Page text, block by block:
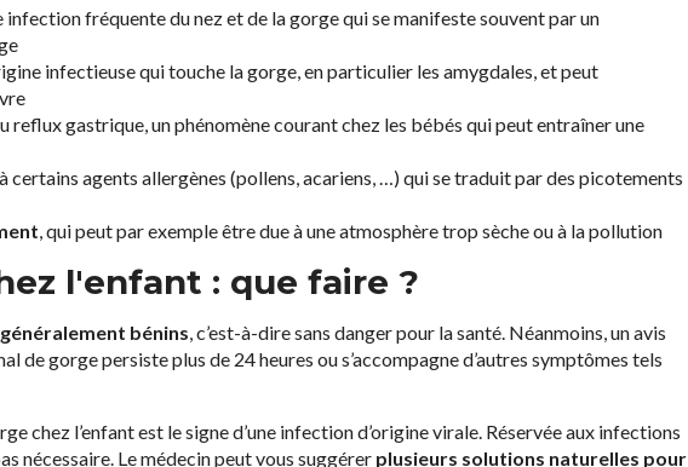
infection fréquente du nez et de la gorge qui se manifeste souvent par un
infectieuse qui touche la gorge, en particulier les amygdales, et peut
reflux gastrique, un phénomène courant chez les bébés qui peut entraîner une
certains agents allergènes (pollens, acariens, …) qui se traduit par des picotements
, qui peut par exemple être due à une atmosphère trop sèche ou à la pollution
l'enfant : que faire ?
généralement bénins, c’est-à-dire sans danger pour la santé. Néanmoins, un avis
de gorge persiste plus de 24 heures ou s’accompagne d’autres symptômes tels
chez l’enfant est le signe d’une infection d’origine virale. Réservée aux infections
nécessaire. Le médecin peut vous suggérer plusieurs solutions naturelles pour